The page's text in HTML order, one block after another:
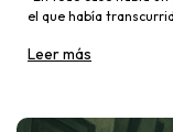
el que había
Leer más